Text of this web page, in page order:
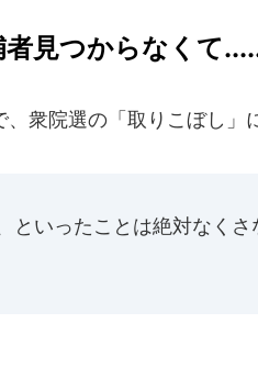
見つからなくて
衆院選の「取りこぼし」
といったことは絶対なくさ